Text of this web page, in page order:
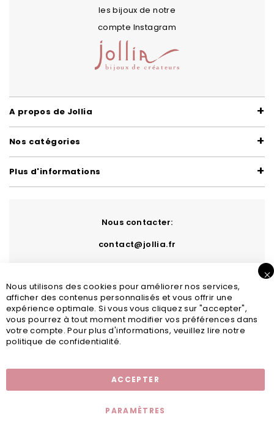
les bijoux de notre
compte Instagram
A propos de Jollia
Nos catégories
Plus d'informations
Nous contacter:
contact@jollia.fr
Nous utilisons des cookies pour améliorer nos services,
afficher des contenus personnalisés et vous offrir une
expérience optimale. Si vous vous cliquez sur "accepter",
vous pourrez à tout moment modifier vos préférences dans
votre compte. Pour plus d'informations, veuillez lire notre
politique de confidentialité.
ACCEPTER
PARAMÈTRES